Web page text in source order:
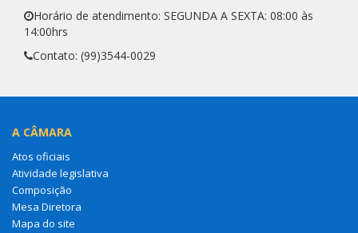
Horário de atendimento: SEGUNDA A SEXTA: 08:00 às
14:00hrs
Contato: (99)3544-0029
A CÂMARA
Atos oficiais
Atividade legislativa
Composição
Mesa Diretora
Mapa do site